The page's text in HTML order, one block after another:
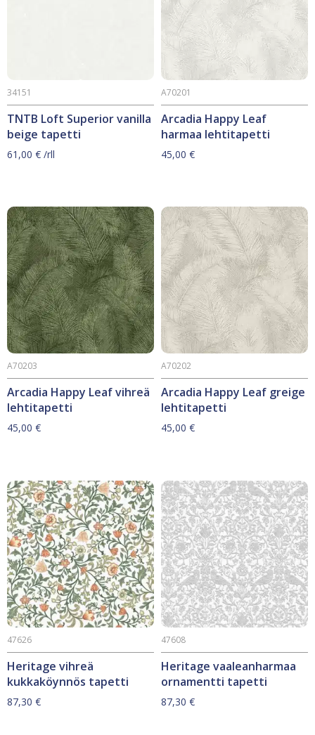
TNTB Loft Superior vanilla
beige tapetti
34151
61,00 € /rll
Arcadia Happy Leaf
harmaa lehtitapetti
A70201
45,00 €
Arcadia Happy Leaf vihreä
lehtitapetti
A70203
45,00 €
Arcadia Happy Leaf greige
lehtitapetti
A70202
45,00 €
Heritage vihreä
kukkaköynnös tapetti
47626
87,30 €
Heritage vaaleanharmaa
ornamentti tapetti
47608
87,30 €